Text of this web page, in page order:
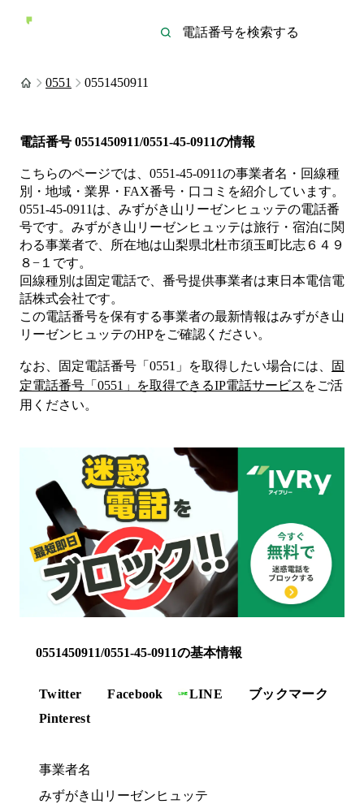
0551 0551450911
電話番号 0551450911/0551-45-0911の情報
こちらのページでは、 0551-45-0911の事業者名・回線種
別・地域・業界・FAX番号・口コミを紹介しています。
0551-45-0911 は、 みずがき山リーゼンヒュッテの電話番
号です。 みずがき山リーゼンヒュッテは旅行・宿泊に関
わる事業者で、所在地は山梨県北杜市須玉町比志６４９
８−１ です。
回線種別は固定電話で、番号提供事業者は東日本電信電
話株式会社です。
この電話番号を保有する事業者の最新情報はみずがき山
リーゼンヒュッテのHPをご確認ください。
なお、固定電話番号「 0551 」を取得したい場合には、
固
定電話番号「 0551 」を取得できるIP電話サービス をご活
用ください。
0551450911/0551-45-0911の基本情報
Twitter Facebook LINE
ブックマーク
Pinterest
事業者名
みずがき山リーゼンヒュッテ